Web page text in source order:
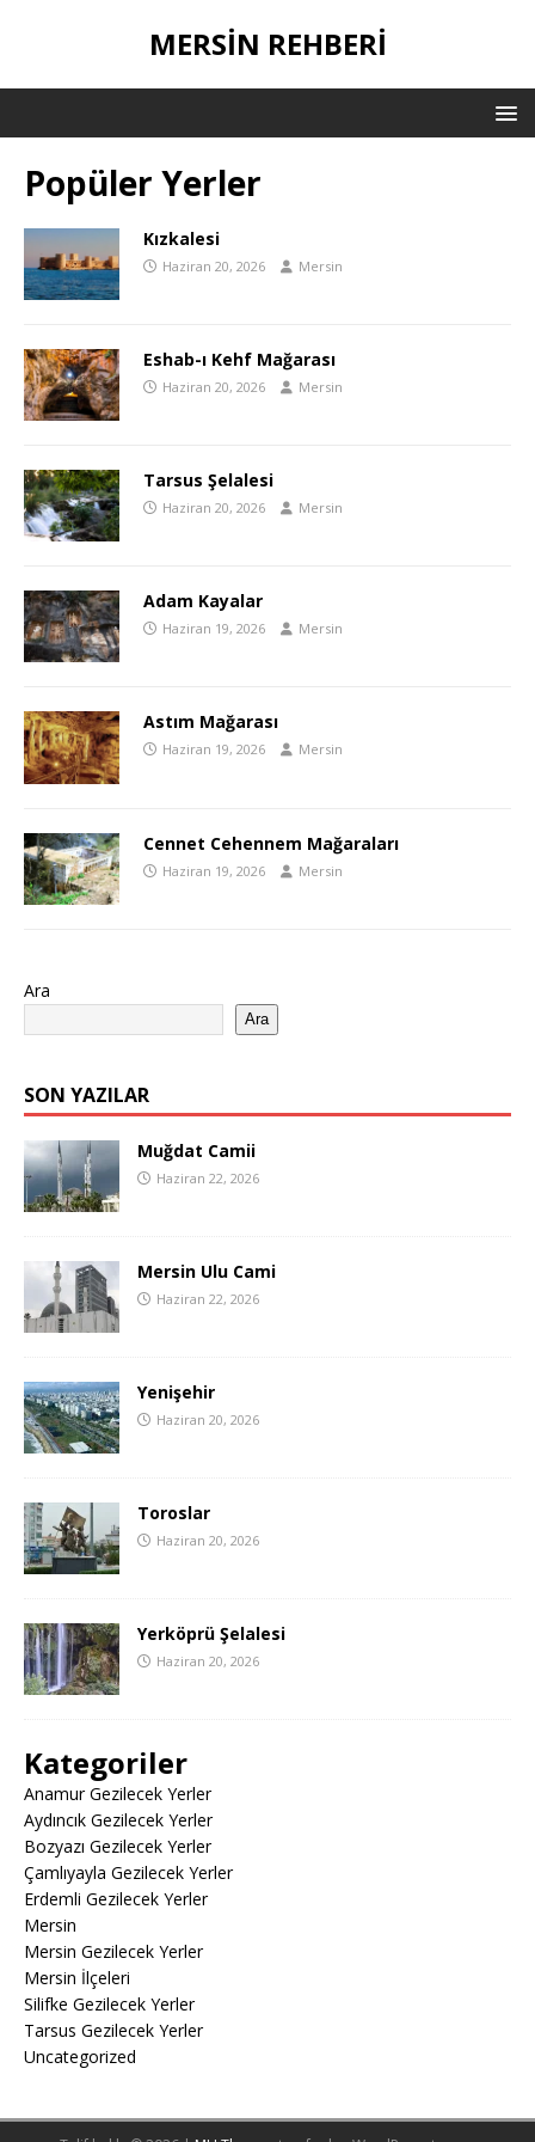
MERSIN REHBERI
Popüler Yerler
Kızkalesi
Haziran 20, 2026 Mersin
Eshab-ı Kehf Mağarası
Haziran 20, 2026 Mersin
Tarsus Şelalesi
Haziran 20, 2026 Mersin
Adam Kayalar
Haziran 19, 2026 Mersin
Astım Mağarası
Haziran 19, 2026 Mersin
Cennet Cehennem Mağaraları
Haziran 19, 2026 Mersin
Ara
Ara
SON YAZILAR
Muğdat Camii
Haziran 22, 2026
Mersin Ulu Cami
Haziran 22, 2026
Yenişehir
Haziran 20, 2026
Toroslar
Haziran 20, 2026
Yerköprü Şelalesi
Haziran 20, 2026
Kategoriler
Anamur Gezilecek Yerler
Aydıncık Gezilecek Yerler
Bozyazı Gezilecek Yerler
Çamlıyayla Gezilecek Yerler
Erdemli Gezilecek Yerler
Mersin
Mersin Gezilecek Yerler
Mersin İlçeleri
Silifke Gezilecek Yerler
Tarsus Gezilecek Yerler
Uncategorized